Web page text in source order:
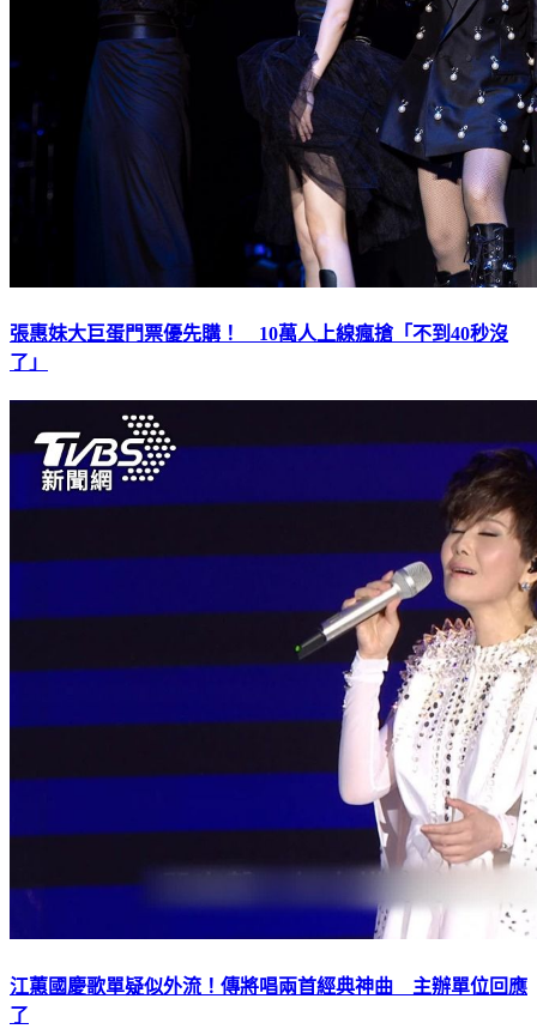
張惠妹大巨蛋門票優先購！ 10萬人上線瘋搶「不到40秒沒
了」
江蕙國慶歌單疑似外流！傳將唱兩首經典神曲 主辦單位回應
了